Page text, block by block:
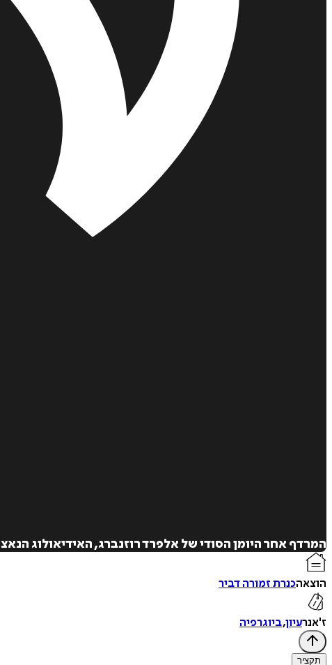
המרדף אחר היומן הסודי של אלפרד רוזנברג, האידיאולוג
הוצאהכנרת זמורה דביר
ז'אנרעיון,ביוגרפיה
תקציר